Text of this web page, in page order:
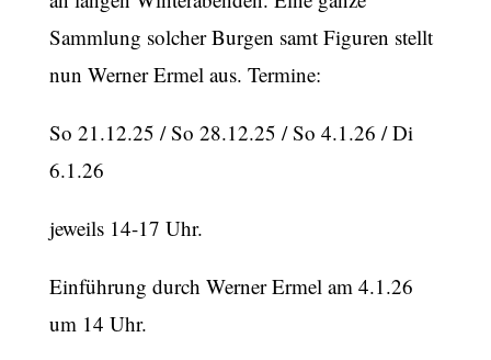
Sammlung solcher Burgen samt Figuren stellt
nun Werner Ermel aus. Termine:
So 21.12.25 / So 28.12.25 / So 4.1.26 / Di
6.1.26
jeweils 14-17 Uhr.
Einführung durch Werner Ermel am 4.1.26
um 14 Uhr.